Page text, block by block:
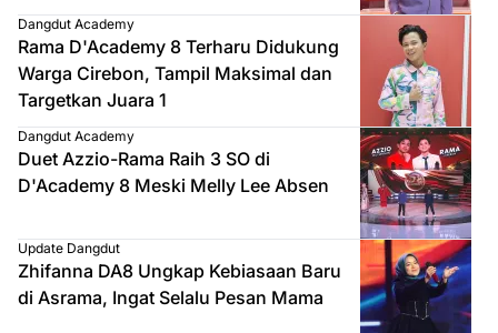
Dangdut Academy
Rama D'Academy 8 Terharu Didukung
Warga Cirebon, Tampil Maksimal dan
Targetkan Juara 1
Dangdut Academy
Duet Azzio-Rama Raih 3 SO di
D'Academy 8 Meski Melly Lee Absen
Update Dangdut
Zhifanna DA8 Ungkap Kebiasaan Baru
di Asrama, Ingat Selalu Pesan Mama